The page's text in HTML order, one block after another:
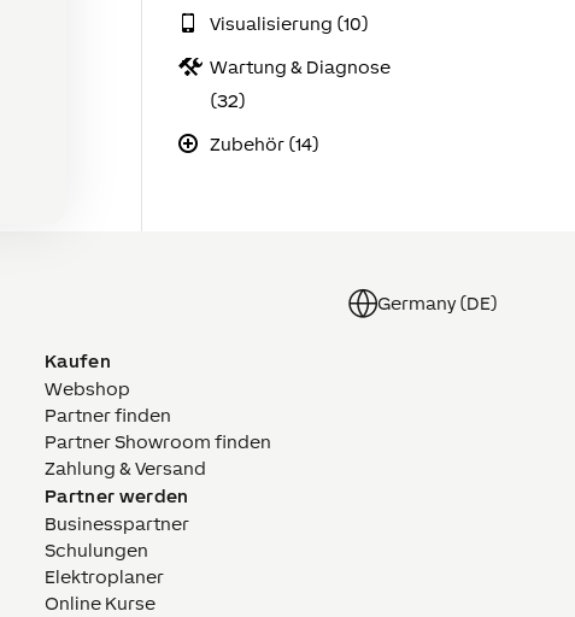
Visualisierung (10)
Wartung & Diagnose
(32)
Zubehör (14)
Germany (DE)
Kaufen
Webshop
Partner finden
Partner Showroom finden
Zahlung & Versand
Partner werden
Businesspartner
Schulungen
Elektroplaner
Online Kurse